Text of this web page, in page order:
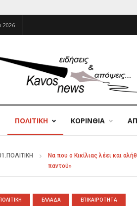
2026
ΠΟΛΙΤΙΚΗ ΚΟΡΙΝΘΙΑ
Να που ο Κικίλιας λέει και
παντού»
ΕΛΛΑΔΑ ΕΠΙΚΑΙΡΟΤΗΤΑ